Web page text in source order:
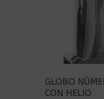
GLOBO
CON HELIO